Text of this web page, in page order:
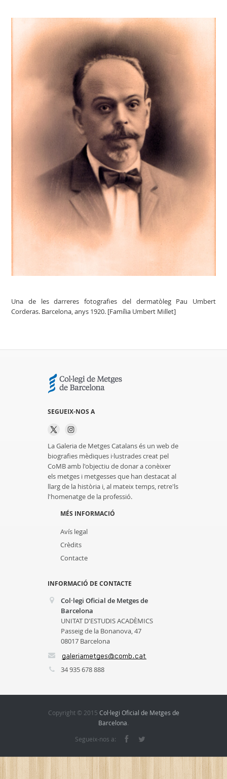
Una de les darreres fotografies del dermatòleg Pau Umbert
Corderas. Barcelona, anys 1920. [Família Umbert Millet]
SEGUEIX-NOS A
La Galeria de Metges Catalans és un web de
biografies mèdiques i·lustrades creat pel
CoMB amb l'objectiu de donar a conèixer
els metges i metgesses que han destacat al
llarg de la història i, al mateix temps, retre'ls
l'homenatge de la professió.
MÉS INFORMACIÓ
Avís legal
Crèdits
Contacte
INFORMACIÓ DE CONTACTE
Col·legi Oficial de Metges de
Barcelona
UNITAT D'ESTUDIS ACADÈMICS
Passeig de la Bonanova, 47
08017 Barcelona
34 935 678 888
Copyright © 2015 Col·legi Oficial de Metges de
Barcelona.
Segueix-nos a: